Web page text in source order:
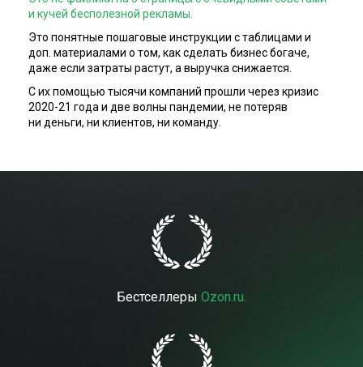
и кучей бесполезной рекламы.
Это понятные пошаговые инструкции с таблицами и
доп. материалами о том, как сделать бизнес богаче,
даже если затраты растут, а выручка снижается.
С их помощью тысячи компаний прошли через кризис
2020-21 года и две волны пандемии, не потеряв
ни деньги, ни клиентов, ни команду.
Бестселлеры Ozon.ru.